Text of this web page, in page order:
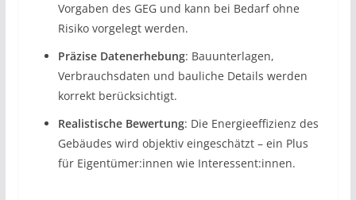
Vorgaben des GEG und kann bei Bedarf ohne
Risiko vorgelegt werden.
Präzise Datenerhebung: Bauunterlagen,
Verbrauchsdaten und bauliche Details werden
korrekt berücksichtigt.
Realistische Bewertung: Die Energieeffizienz des
Gebäudes wird objektiv eingeschätzt – ein Plus
für Eigentümer:innen wie Interessent:innen.